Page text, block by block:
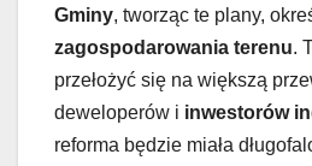
Gminy, tworząc te plany,
zagospodarowania terenu.
przełożyć się na większą
deweloperów i inwestorów
reforma będzie miała